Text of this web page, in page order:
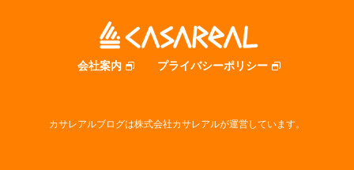
会社案内 プライバシーポリシー
カサレアルブログは株式会社カサレアルが運営しています。